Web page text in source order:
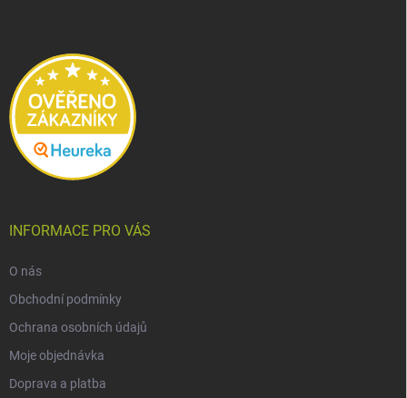
INFORMACE PRO VÁS
O nás
Obchodní podmínky
Ochrana osobních údajů
Moje objednávka
Doprava a platba